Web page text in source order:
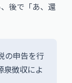
後で「あ、還
の申告を行
泉徴収によ